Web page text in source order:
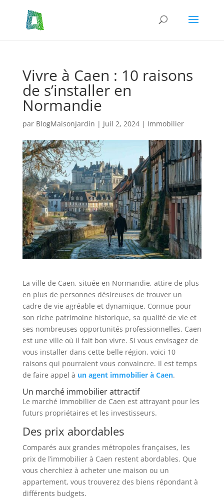
Vivre à Caen : 10 raisons
de s’installer en
Normandie
par BlogMaisonJardin | Juil 2, 2024| Immobilier
La ville de Caen, située en Normandie, attire de plus
en plus de personnes désireuses de trouver un
cadre de vie agréable et dynamique. Connue pour
son riche patrimoine historique, sa qualité de vie et
ses nombreuses opportunités professionnelles, Caen
est une ville où il fait bon vivre. Si vous envisagez de
vous installer dans cette belle région, voici 10
raisons qui pourraient vous convaincre. Il est temps
de faire appel à un agent immobilier à Caen.
Un marché immobilier attractif
Le marché immobilier de Caen est attrayant pour les
futurs propriétaires et les investisseurs.
Des prix abordables
Comparés aux grandes métropoles françaises, les
prix de l’immobilier à Caen restent abordables. Que
vous cherchiez à acheter une maison ou un
appartement, vous trouverez des biens répondant à
différents budgets.